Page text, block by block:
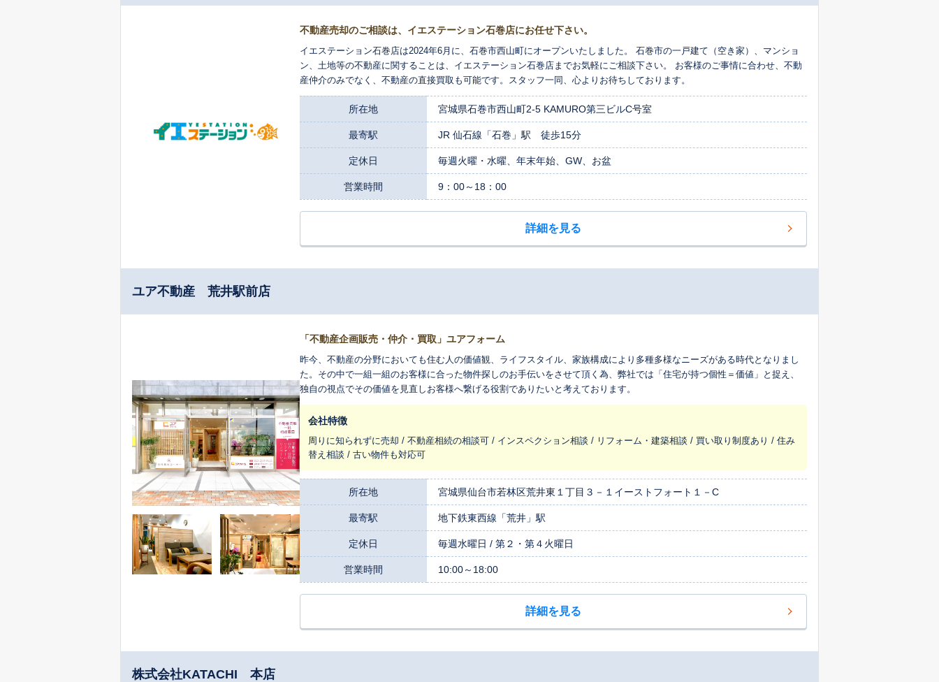
不動産売却のご相談は、イエステーション石巻店にお任せ下さい。
イエステーション石巻店は2024年6月に、石巻市西山町にオープンいたしました。 石巻市の一戸建て（空き家）、マンショ
ン、土地等の不動産に関することは、イエステーション石巻店までお気軽にご相談下さい。 お客様のご事情に合わせ、不動
産仲介のみでなく、不動産の直接買取も可能です。スタッフ一同、心よりお待ちしております。
所在地 宮城県石巻市西山町2-5 KAMURO第三ビルC号室
最寄駅 JR 仙石線「石巻」駅 徒歩15分
定休日 毎週火曜・水曜、年末年始、GW、お盆
営業時間 9：00～18：00
詳細を見る
ユア不動産 荒井駅前店
「不動産企画販売・仲介・買取」ユアフォーム
昨今、不動産の分野においても住む人の価値観、ライフスタイル、家族構成により多種多様なニーズがある時代となりまし
た。その中で一組一組のお客様に合った物件探しのお手伝いをさせて頂く為、弊社では「住宅が持つ個性＝価値」と捉え、
独自の視点でその価値を見直しお客様へ繋げる役割でありたいと考えております。
会社特徴
周りに知られずに売却 / 不動産相続の相談可 / インスペクション相談 / リフォーム・建築相談 / 買い取り制度あり / 住み
替え相談 / 古い物件も対応可
所在地 宮城県仙台市若林区荒井東１丁目３－１イーストフォート１－C
最寄駅 地下鉄東西線「荒井」駅
定休日 毎週水曜日 / 第２・第４火曜日
営業時間 10:00～18:00
詳細を見る
株式会社KATACHI 本店